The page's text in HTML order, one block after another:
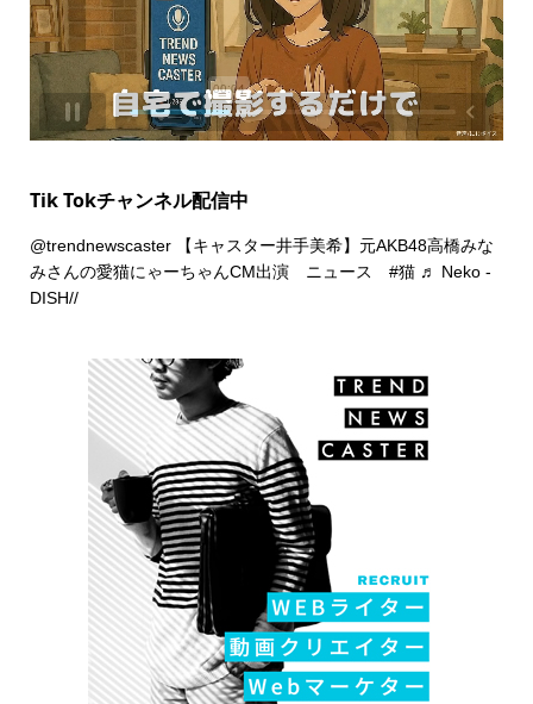
Tik Tokチャンネル配信中
@trendnewscaster【キャスター井手美希】元AKB48高橋みな
みさんの愛猫にゃーちゃんCM出演 ニュース #猫 ♬ Neko -
DISH//